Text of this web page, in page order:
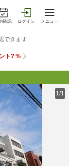
確認 ログイン メニュー
1/1